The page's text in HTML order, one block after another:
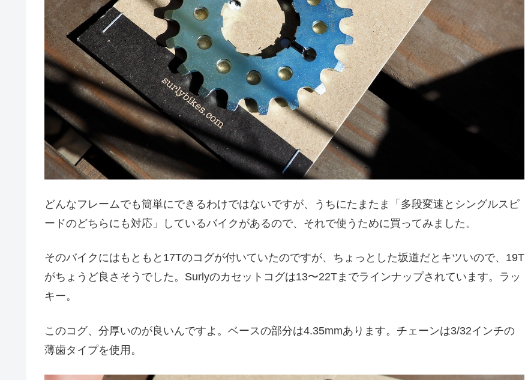
どんなフレームでも簡単にできるわけではないですが、うちにたまたま「多段変速とシングルスピ
ードのどちらにも対応」しているバイクがあるので、それで使うために買ってみました。
そのバイクにはもともと17Tのコグが付いていたのですが、ちょっとした坂道だとキツいので、19T
がちょうど良さそうでした。Surlyのカセットコグは13〜22Tまでラインナップされています。ラッ
キー。
このコグ、分厚いのが良いんですよ。ベースの部分は4.35mmあります。チェーンは3/32インチの
薄歯タイプを使用。